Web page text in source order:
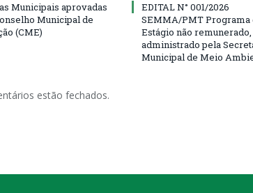
Municipais aprovadas
Municipal de
(CME)
EDITAL N° 001/2026
SEMMA/PMT Programa
Estágio não remunerado,
administrado pela
Municipal de Meio
estão fechados.